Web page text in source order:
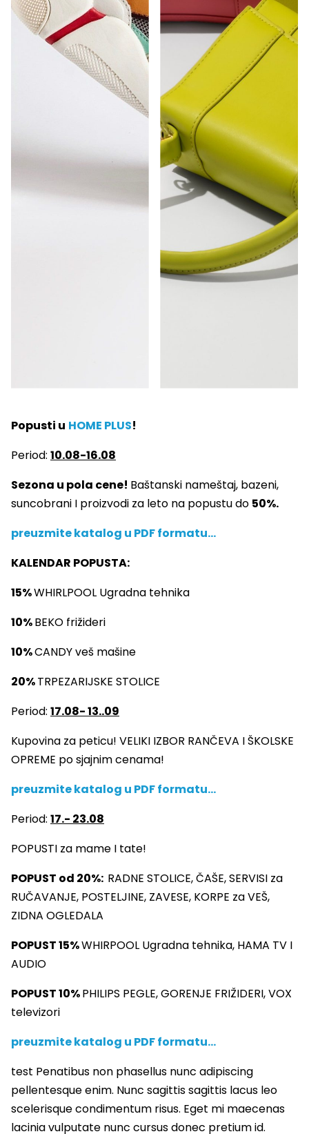
Popusti u HOME PLUS!
Period: 10.08-16.08
Sezona u pola cene! Baštanski nameštaj, bazeni,
suncobrani I proizvodi za leto na popustu do 50%.
preuzmite katalog u PDF formatu…
KALENDAR POPUSTA:
15%WHIRLPOOL Ugradna tehnika
10%BEKO frižideri
10%CANDY veš mašine
20%TRPEZARIJSKE STOLICE
Period: 17.08- 13..09
Kupovina za peticu! VELIKI IZBOR RANČEVA I ŠKOLSKE
OPREME po sjajnim cenama!
preuzmite katalog u PDF formatu…
Period: 17.- 23.08
POPUSTI za mame I tate!
POPUST od 20%: RADNE STOLICE, ČAŠE, SERVISI za
RUČAVANJE, POSTELJINE, ZAVESE, KORPE za VEŠ,
ZIDNA OGLEDALA
POPUST 15%WHIRPOOL Ugradna tehnika, HAMA TV I
AUDIO
POPUST 10%PHILIPS PEGLE, GORENJE FRIŽIDERI, VOX
televizori
preuzmite katalog u PDF formatu…
test Penatibus non phasellus nunc adipiscing
pellentesque enim. Nunc sagittis sagittis lacus leo
scelerisque condimentum risus. Eget mi maecenas
lacinia vulputate nunc cursus donec pretium id.